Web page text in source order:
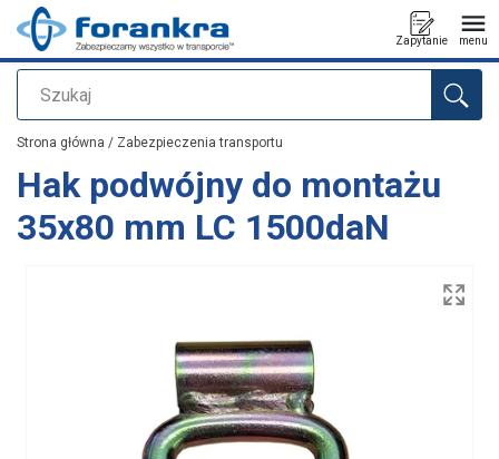
Szukaj
Zapytanie menu
Dodano do zapytania
Strona główna / Zabezpieczenia transportu
Hak podwójny do montażu
35x80 mm LC 1500daN